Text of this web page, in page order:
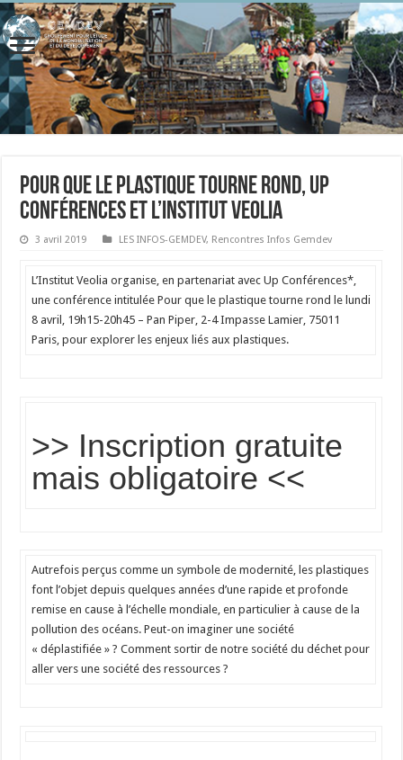
Pour que le plastique tourne rond, Up
Conférences et l’Institut Veolia
3 avril 2019 LES INFOS-GEMDEV, Rencontres Infos Gemdev
L’Institut Veolia organise, en partenariat avec Up Conférences*,
une conférence intitulée Pour que le plastique tourne rond le lundi
8 avril, 19h15-20h45 – Pan Piper, 2-4 Impasse Lamier, 75011
Paris, pour explorer les enjeux liés aux plastiques.
>> Inscription gratuite
mais obligatoire <<
Autrefois perçus comme un symbole de modernité, les plastiques
font l’objet depuis quelques années d’une rapide et profonde
remise en cause à l’échelle mondiale, en particulier à cause de la
pollution des océans. Peut-on imaginer une société
« déplastifiée » ? Comment sortir de notre société du déchet pour
aller vers une société des ressources ?